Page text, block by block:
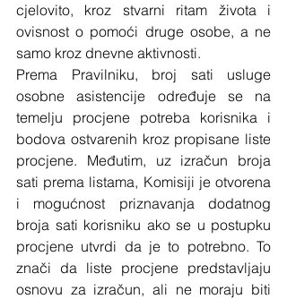
cjelovito, kroz stvarni ritam života i
ovisnost o pomoći druge osobe, a ne
samo kroz dnevne aktivnosti.
Prema Pravilniku, broj sati usluge
osobne asistencije određuje se na
temelju procjene potreba korisnika i
bodova ostvarenih kroz propisane liste
procjene. Međutim, uz izračun broja
sati prema listama, Komisiji je otvorena
i mogućnost priznavanja dodatnog
broja sati korisniku ako se u postupku
procjene utvrdi da je to potrebno. To
znači da liste procjene predstavljaju
osnovu za izračun, ali ne moraju biti